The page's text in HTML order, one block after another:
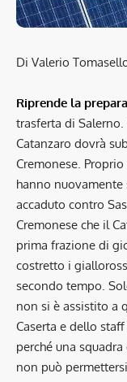
Di Valerio
Riprende la
trasferta di
Catanzaro dovrà
Cremonese.
hanno nuovamente
accaduto contro
Cremonese che il
prima frazione di
costretto i
secondo tempo.
non si è assistito a
Caserta e dello
perché una
non può